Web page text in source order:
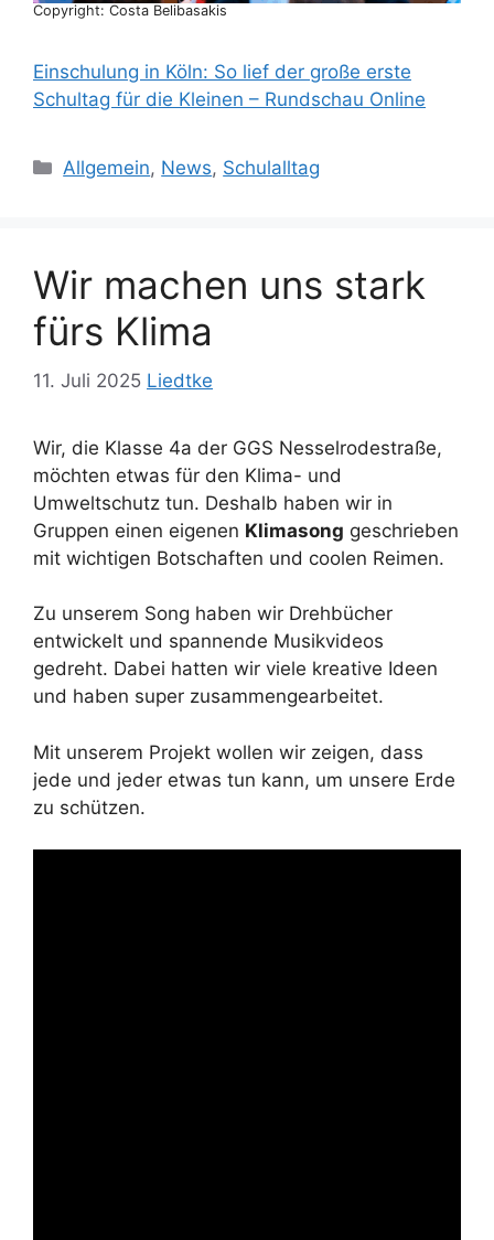
Copyright: Costa Belibasakis
Einschulung in Köln: So lief der große erste
Schultag für die Kleinen – Rundschau Online
Kategorien
Allgemein, News, Schulalltag
Wir machen uns stark
fürs Klima
11. Juli 2025 Liedtke
Wir, die Klasse 4a der GGS Nesselrodestraße,
möchten etwas für den Klima- und
Umweltschutz tun. Deshalb haben wir in
Gruppen einen eigenen Klimasong geschrieben
mit wichtigen Botschaften und coolen Reimen.
Zu unserem Song haben wir Drehbücher
entwickelt und spannende Musikvideos
gedreht. Dabei hatten wir viele kreative Ideen
und haben super zusammengearbeitet.
Mit unserem Projekt wollen wir zeigen, dass
jede und jeder etwas tun kann, um unsere Erde
zu schützen.